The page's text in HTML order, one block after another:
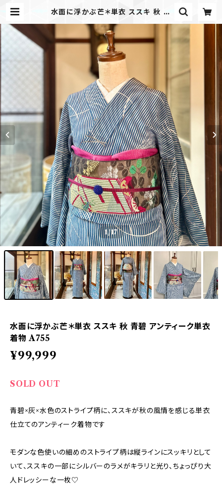
水面に浮かぶ芒＊単衣 ススキ 秋 青
mono tento
1/17
水面に浮かぶ芒＊単衣 ススキ 秋 青碧 アンティーク単衣
着物 A755
¥99,999
SOLD OUT
青碧×灰×水色のストライプ柄に、ススキが秋の風情を感じる単衣
仕立てのアンティーク着物です
モダンな色使いの細めのストライプ柄は縦ラインにスッキリとして
いて、ススキの一部にシルバーのラメがキラリと光り、ちょっぴり大
人ドレッシーな一枚♡